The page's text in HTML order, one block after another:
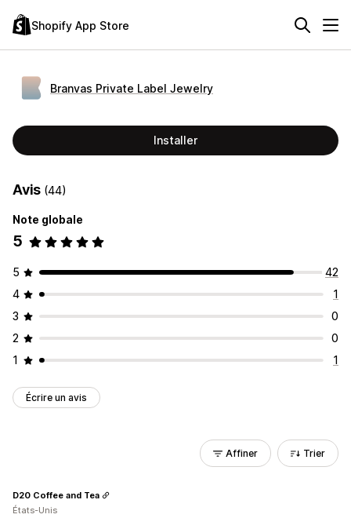
Shopify App Store
Branvas Private Label Jewelry
Installer
Avis (44)
Note globale
5
5
42
4
1
3
0
2
0
1
1
Écrire un avis
Affiner Trier
D20 Coffee and Tea
États-Unis